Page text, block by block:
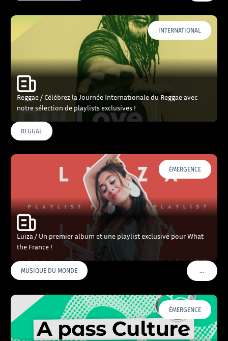
INTERNATIONAL
Reggae / Célébrez la Journée Internationale du Reggae avec
notre sélection de playlists exclusives !
REGGAE
ÉMERGENCE
Luiza / Un premier album et une playlist exclusive pour What
the France !
MUSIQUE DU MONDE …VOIR
ÉMERGENCE